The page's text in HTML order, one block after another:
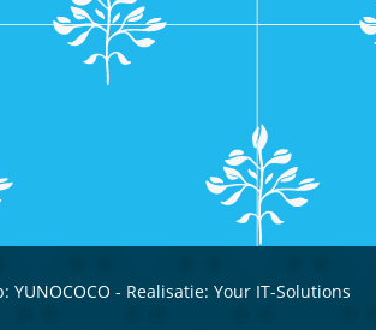
YUNOCOCO - Realisatie: Your IT-Solutions